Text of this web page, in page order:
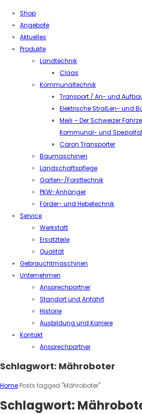
Shop
Angebote
Aktuelles
Produkte
Landtechnik
Claas
Kommunaltechnik
Transport / An- und
Elektrische Straßen- und
Meili – Der Schweizer
Kommunal- und
Caron Transporter
Baumaschinen
Landschaftspflege
Garten-/Forsttechnik
PKW-Anhänger
Förder- und Hebetechnik
Service
Werkstatt
Ersatzteile
Qualität
Gebrauchtmaschinen
Unternehmen
Ansprechpartner
Standort und Anfahrt
Historie
Ausbildung und Karriere
Kontakt
Ansprechpartner
Schlagwort: Mähroboter
Home Posts tagged "Mähroboter"
Schlagwort: